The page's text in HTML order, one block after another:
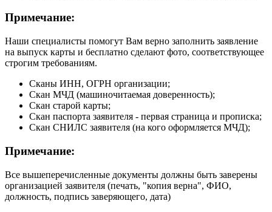
Примечание:
Наши специалисты помогут Вам верно заполнить заявление
на выпуск карты и бесплатно сделают фото, соответствующее
строгим требованиям.
Сканы ИНН, ОГРН организации;
Скан МЧД (машиночитаемая доверенность);
Скан старой карты;
Скан паспорта заявителя - первая страница и прописка;
Скан СНИЛС заявителя (на кого оформляется МЧД);
Примечание:
Все вышеперечисленные документы должны быть заверены
организацией заявителя (печать, "копия верна", ФИО,
должность, подпись заверяющего, дата)